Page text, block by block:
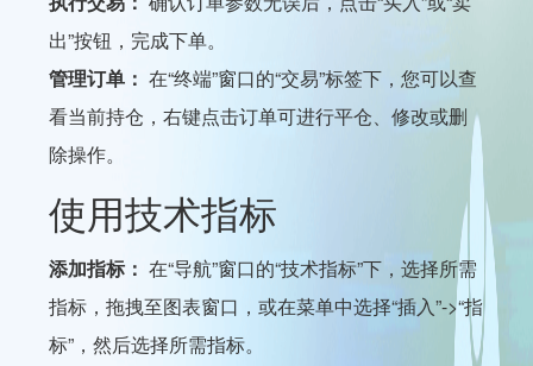
出”按钮，完成下单。
管理订单： 在“终端”窗口的“交易”标签下，您可以查
看当前持仓，右键点击订单可进行平仓、修改或删
除操作。
使用技术指标
添加指标： 在“导航”窗口的“技术指标”下，选择所需
指标，拖拽至图表窗口，或在菜单中选择“插入”->“指
标”，然后选择所需指标。